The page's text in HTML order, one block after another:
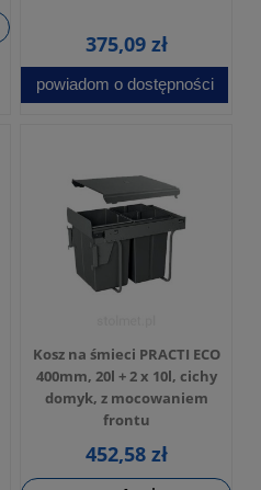
375,09 zł
powiadom o dostępności
Kosz na śmieci PRACTI ECO
400mm, 20l + 2 x 10l, cichy
domyk, z mocowaniem
frontu
452,58 zł